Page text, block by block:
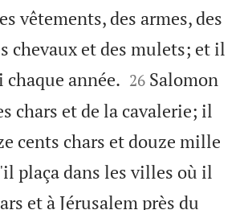
vêtements, des armes, des
chevaux et des mulets; et il
année. 

26 Salomon
chars et de la cavalerie; il
cents chars et douze mille
plaça dans les villes où il
et à Jérusalem près du